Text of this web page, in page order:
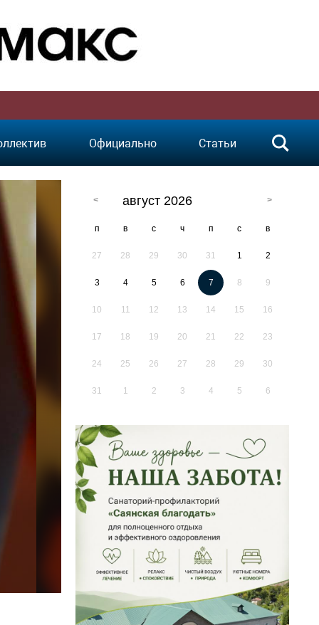
Официально Статьи
август 2026
п в с ч п с в
27 28 29 30 31 1 2
3 4 5 6 7 8 9
10 11 12 13 14 15 16
17 18 19 20 21 22 23
24 25 26 27 28 29 30
31 1 2 3 4 5 6